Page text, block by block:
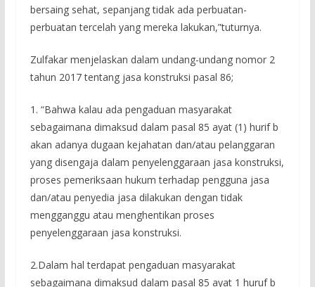
bersaing sehat, sepanjang tidak ada perbuatan-
perbuatan tercelah yang mereka lakukan,”tuturnya.
Zulfakar menjelaskan dalam undang-undang nomor 2
tahun 2017 tentang jasa konstruksi pasal 86;
1. “Bahwa kalau ada pengaduan masyarakat
sebagaimana dimaksud dalam pasal 85 ayat (1) hurif b
akan adanya dugaan kejahatan dan/atau pelanggaran
yang disengaja dalam penyelenggaraan jasa konstruksi,
proses pemeriksaan hukum terhadap pengguna jasa
dan/atau penyedia jasa dilakukan dengan tidak
mengganggu atau menghentikan proses
penyelenggaraan jasa konstruksi.
2.Dalam hal terdapat pengaduan masyarakat
sebagaimana dimaksud dalam pasal 85 ayat 1 huruf b